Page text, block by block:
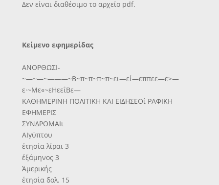
Δεν είναι διαθέσιμο το αρχείο pdf.
Κείμενο εφημερίδας
ΑΝΟΡΘΩΣΙ-
~—~—~———~Β~π~π~π~π~ει—εί—εππεε—ε>—
ε·~Με«~εΗεεΐΒε—
ΚΑΘΗΜΕΡΙΝΗ ΠΟΛΙΤΙΚΗ ΚΑΙ ΕΙΔΗΣΕΟί ΡΑΦΙΚΗ
ΕΦΗΜΕΡΙΣ
ΣΥΝΔΡΟΜΑΙι
ΑΙγϋπτου
έτησία λίραι 3
έξάμηνος 3
Άμερικής
έτησία δολ. 15